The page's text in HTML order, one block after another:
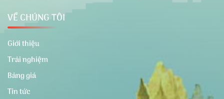
VỀ CHÚNG TÔI
Giới thiệu
Trải nghiệm
Bảng giá
Tin tức